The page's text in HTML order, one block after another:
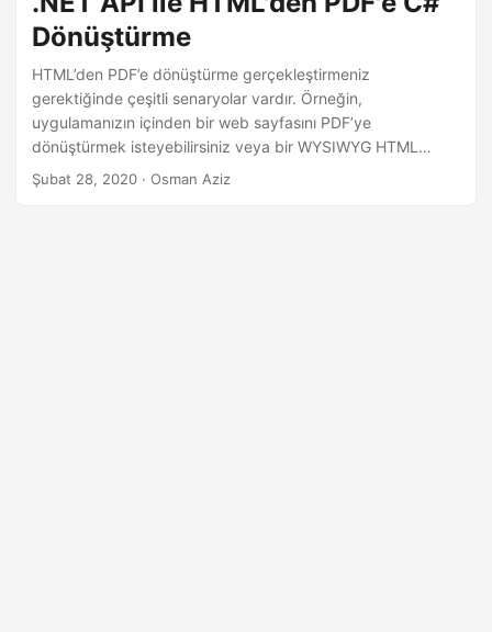
Dönüştürme
HTML’den PDF’e dönüştürme gerçekleştirmeniz
gerektiğinde çeşitli senaryolar vardır. Örneğin,
uygulamanızın içinden bir web sayfasını PDF’ye
dönüştürmek isteyebilirsiniz veya bir WYSIWYG HTML
düzenleyicisinin içeriğinden PDF oluşturmanız gerekebilir.
Şubat 28, 2020 · Osman Aziz